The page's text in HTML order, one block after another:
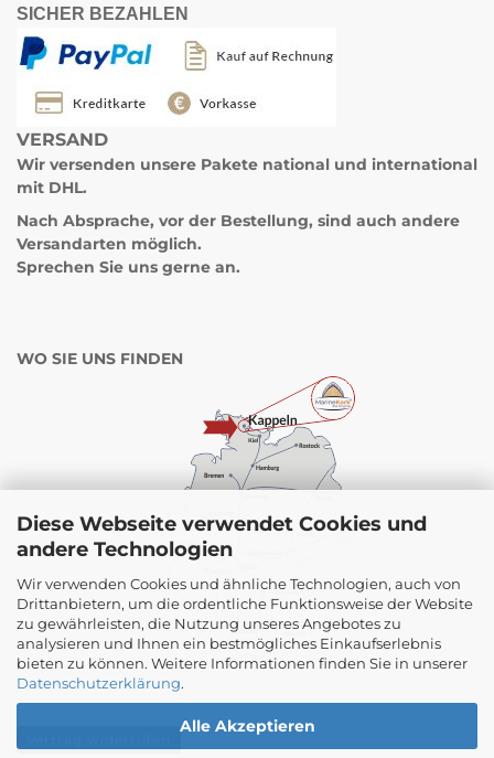
Diese Webseite verwendet Cookies und
andere Technologien
Wir verwenden Cookies und ähnliche Technologien, auch von
Drittanbietern, um die ordentliche Funktionsweise der Website
zu gewährleisten, die Nutzung unseres Angebotes zu
analysieren und Ihnen ein bestmögliches Einkaufserlebnis
bieten zu können. Weitere Informationen finden Sie in unserer
Datenschutzerklärung.
Alle Akzeptieren
SICHER BEZAHLEN
VERSAND
Wir versenden unsere Pakete national und international
mit DHL.
Nach Absprache, vor der Bestellung, sind auch andere
Versandarten möglich.
Sprechen Sie uns gerne an.
WO SIE UNS FINDEN